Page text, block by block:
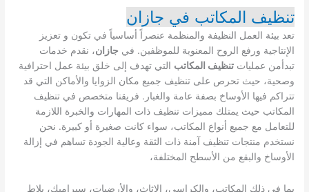
تنظيف المكاتب في جازان
تعد بيئة العمل النظيفة والمنظمة عنصراً أساسياً في تكون و تعزيز
الإنتاجية ورفع الروح المعنوية للموظفين. في جازان، نقدم خدمات
تبدأمن عملياتتنظيف المكاتب التي تهدف إلى خلق بيئة عمل احترافية
وصحية، حيث تحرص على تنظيف جميع مكان الزوايا والأماكن التي قد
تتراكم فيها الأوساخ بصفة عامة والغبار. فريقنا متخصص في تنظيف
المكاتب حيث يمتلك مميزات تنظيف ذات المهارات والخبرة اللازمة
للتعامل مع جميع أنواع المكاتب، سواء كانت صغيرة أو كبيرة. نحن
نستخدم منتجات تنظيف آمنة ذات الثقة وعالية الجودة تساهم في إزالة
الأوساخ والبقع من الأسطح المختلفة،
بما في ذلك المكاتب، والكراسي، الاثاث، والأرضيات، سيراميك، بلاط